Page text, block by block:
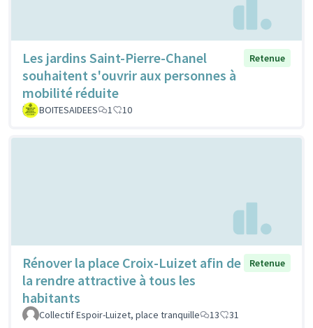
Les jardins Saint-Pierre-Chanel
souhaitent s'ouvrir aux personnes à
mobilité réduite
Retenue
BOITESAIDEES 1 10
Rénover la place Croix-Luizet afin de
la rendre attractive à tous les
habitants
Retenue
Collectif Espoir-Luizet, place tranquille 13 31